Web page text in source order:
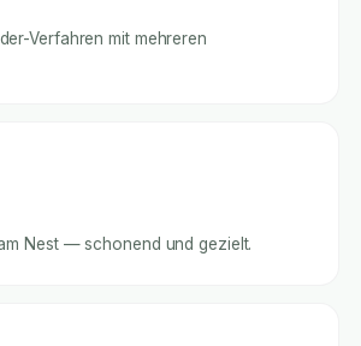
Verfahren mit mehreren
Nest — schonend und gezielt.